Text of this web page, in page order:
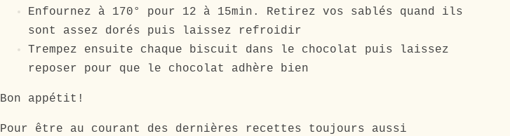
Enfournez à 170° pour 12 à 15min. Retirez vos sablés quand ils
sont assez dorés puis laissez refroidir
Trempez ensuite chaque biscuit dans le chocolat puis laissez
reposer pour que le chocolat adhère bien
Bon appétit!
Pour être au courant des dernières recettes toujours aussi